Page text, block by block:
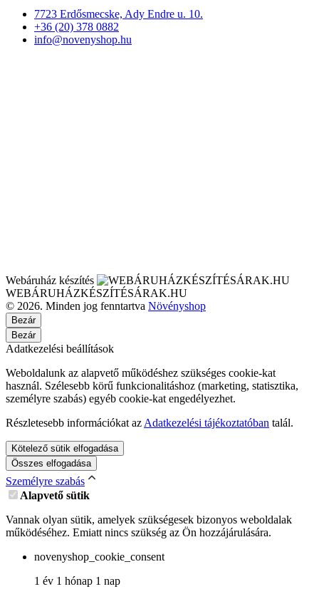
7723 Erdősmecske, Ady Endre u. 10.
+36 (20) 378 0882
info@novenyshop.hu
Webáruház készítés
WEBÁRUHÁZKÉSZÍTÉSÁRAK.HU
© 2026. Minden jog fenntartva Növényshop
Bezár
Bezár
Adatkezelési beállítások
Weboldalunk az alapvető működéshez szükséges cookie-kat
használ. Szélesebb körű funkcionalitáshoz (marketing, statisztika,
személyre szabás) egyéb cookie-kat engedélyezhet.
Részletesebb információkat az Adatkezelési tájékoztatóban talál.
Kötelező sütik elfogadása
Összes elfogadása
Személyre szabás
Alapvető sütik
Vannak olyan sütik, amelyek szükségesek bizonyos weboldalak
működéséhez. Emiatt nincs szükség az Ön hozzájárulására.
novenyshop_cookie_consent
1 év 1 hónap 1 nap